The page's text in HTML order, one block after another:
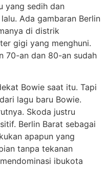
yang sedih dan
Ada gambaran Berlin
di distrik
gigi yang menghuni.
70-an dan 80-an sudah
Bowie saat itu. Tapi
lagu baru Bowie.
Skoda justru
Berlin Barat sebagai
apapun yang
tanpa tekanan
ibukota